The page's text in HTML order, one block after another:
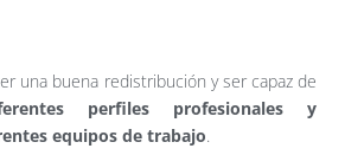
una buena redistribución y ser capaz de
perfiles profesionales y
equipos de trabajo.